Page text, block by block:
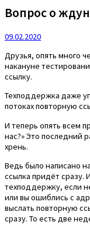
Вопрос о
09.02.2020
Друзья, опять много
накануне
ссылку.
Техподдержка даже
потоках повторную
И теперь опять всем
нас?» Это последний
хрень.
Ведь было написано
ссылка придёт сразу.
техподдержку, если
или вы ошиблись с
выслать повторную
сразу. То есть две